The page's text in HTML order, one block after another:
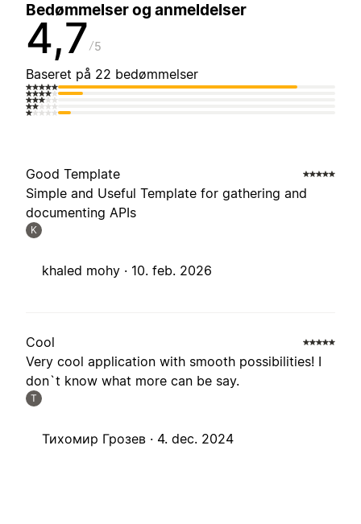
Bedømmelser og anmeldelser
4,7 5
Baseret på 22 bedømmelser
Good Template
Simple and Useful Template for gathering and
documenting APIs
K
khaled mohy · 10. feb. 2026
Cool
Very cool application with smooth possibilities! I
don`t know what more can be say.
Т
Тихомир Грозев · 4. dec. 2024